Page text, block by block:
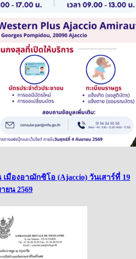
มืองอาฌักซิโอ (Ajaccio) วันเสาร์ที่ 19
ยน 2569